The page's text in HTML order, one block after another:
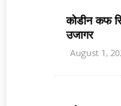
कोडीन कफ
उजागर
August 1,